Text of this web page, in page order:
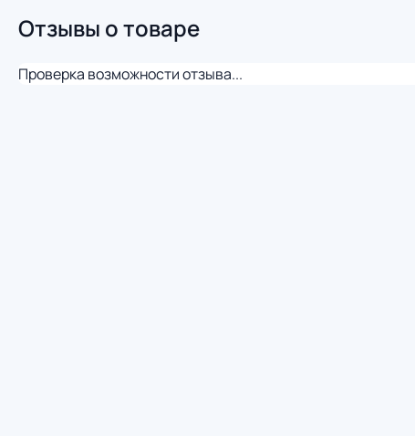
Отзывы о товаре
Проверка возможности отзыва...